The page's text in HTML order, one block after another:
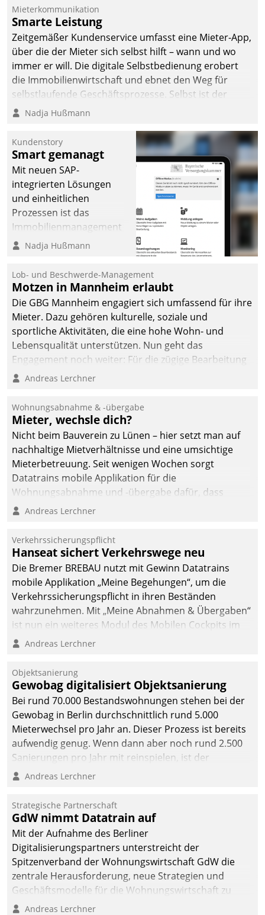
Mieterkommunikation
Smarte Leistung
Zeitgemäßer Kundenservice umfasst eine Mieter-App,
über die der Mieter sich selbst hilft – wann und wo
immer er will. Die digitale Selbstbedienung erobert
die Immobilienwirtschaft und ebnet den Weg für
selbstlaufende Geschäftsprozesse. Selbst ist der
Kunde und smart der Serviceanbieter.
Nadja Hußmann
Kundenstory
Smart gemanagt
Mit neuen SAP-
integrierten Lösungen
und einheitlichen
Prozessen ist das
Immobilienmanagement
der Bayerischen
Ressort Kapitalanlage für
künftige Aufgaben und
Herausforderungen
gerüstet.
Nadja Hußmann
Lob- und Beschwerde-Management
Motzen in Mannheim erlaubt
Die GBG Mannheim engagiert sich umfassend für ihre
Mieter. Dazu gehören kulturelle, soziale und
sportliche Aktivitäten, die eine hohe Wohn- und
Lebensqualität unterstützen. Nun geht das
Engagement noch weiter: Für die zügige Bearbeitung
von Beschwerden – oder Lob – richtet das
und Beschwerde-Management einen eigenen Kanal
ein.
Andreas Lerchner
Wohnungsabnahme & -übergabe
Mieter, wechsle dich?
Nicht beim Bauverein zu Lünen – hier setzt man auf
nachhaltige Mietverhältnisse und eine umsichtige
Mieterbetreuung. Seit wenigen Wochen sorgt
Datatrains mobile Applikation für die
Wohnungsabnahme und -übergabe dafür, dass
Mieter wohlgeordnet kommen und, so es sein muss,
Andreas Lerchner
Verkehrssicherungspflicht
Hanseat sichert Verkehrswege neu
Die Bremer BREBAU nutzt mit Gewinn Datatrains
mobile Applikation „Meine Begehungen“, um die
Verkehrssicherungspflicht in ihren Beständen
wahrzunehmen. Mit „Meine Abnahmen & Übergaben“
ist nun ein weiteres Modul des Mobilen Cockpits im
Einsatz.
Andreas Lerchner
Objektsanierung
Gewobag digitalisiert Objektsanierung
Bei rund 70.000 Bestandswohnungen stehen bei der
Gewobag in Berlin durchschnittlich rund 5.000
Mieterwechsel pro Jahr an. Dieser Prozess ist bereits
aufwendig genug. Wenn dann aber noch rund 2.500
Sanierungen pro Jahr mit reinspielen, ist der
Betreuungs- und Organisationsaufwand immens. Im
kommunale Wohnungsbauunternehmen daher
gemeinsam mit der Berliner Datatrain GmbH den
Teilprozess der Objektsanierung digitalisiert.
Andreas Lerchner
Strategische Partnerschaft
GdW nimmt Datatrain auf
Mit der Aufnahme des Berliner
Digitalisierungspartners unterstreicht der
Spitzenverband der Wohnungswirtschaft GdW die
zentrale Herausforderung, neue Strategien und
Geschäftsmodelle für die Wohnungswirtschaft zu
entwickeln.
Andreas Lerchner